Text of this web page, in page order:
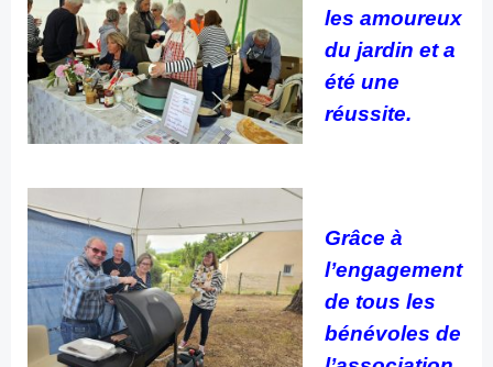
les amoureux
du jardin et a
été une
réussite.
Grâce à
l’engagement
de tous les
bénévoles de